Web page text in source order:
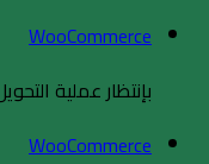
WooCommerce
بإنتظار عملية
WooCommerce